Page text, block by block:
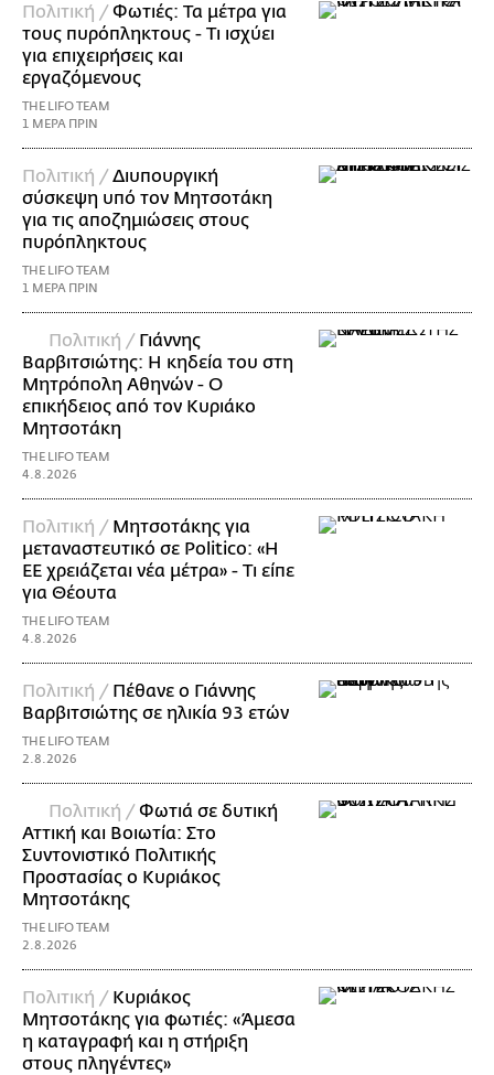
Πολιτική /Φωτιές: Τα μέτρα για
τους πυρόπληκτους - Τι ισχύει
για επιχειρήσεις και
εργαζόμενους
THE LIFO TEAM
1 ΜΕΡΑ ΠΡΙΝ
Πολιτική /Διυπουργική
σύσκεψη υπό τον Μητσοτάκη
για τις αποζημιώσεις στους
πυρόπληκτους
THE LIFO TEAM
1 ΜΕΡΑ ΠΡΙΝ
Πολιτική / Γιάννης
Βαρβιτσιώτης: Η κηδεία του στη
Μητρόπολη Αθηνών - Ο
επικήδειος από τον Κυριάκο
Μητσοτάκη
THE LIFO TEAM
4.8.2026
Πολιτική / Μητσοτάκης για
μεταναστευτικό σε Politico: «Η
ΕΕ χρειάζεται νέα μέτρα» - Τι είπε
για Θέουτα
THE LIFO TEAM
4.8.2026
Πολιτική / Πέθανε ο Γιάννης
Βαρβιτσιώτης σε ηλικία 93 ετών
THE LIFO TEAM
2.8.2026
Πολιτική /Φωτιά σε δυτική
Αττική και Βοιωτία: Στο
Συντονιστικό Πολιτικής
Προστασίας ο Κυριάκος
Μητσοτάκης
THE LIFO TEAM
2.8.2026
Πολιτική / Κυριάκος
Μητσοτάκης για φωτιές: «Άμεσα
η καταγραφή και η στήριξη
στους πληγέντες»